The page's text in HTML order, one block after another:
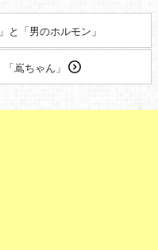
と「男のホルモン」
嶌ちゃん」